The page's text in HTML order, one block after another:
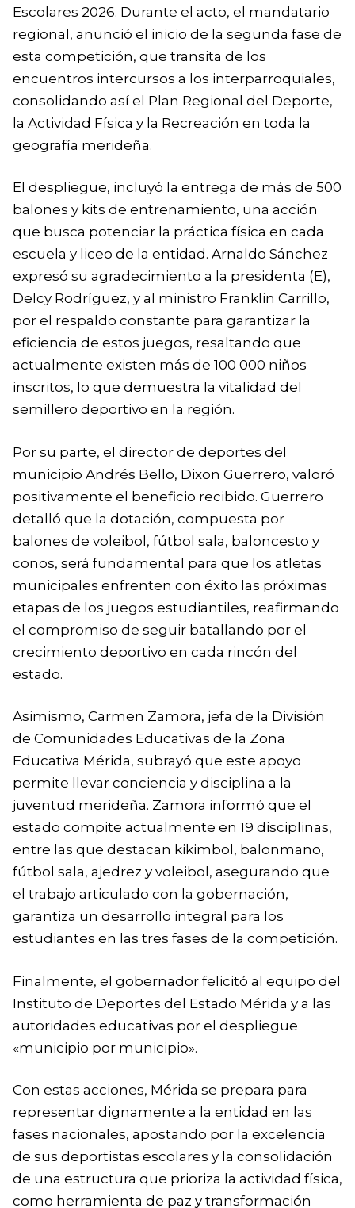
Escolares 2026. Durante el acto, el mandatario
regional, anunció el inicio de la segunda fase de
esta competición, que transita de los
encuentros intercursos a los interparroquiales,
consolidando así el Plan Regional del Deporte,
la Actividad Física y la Recreación en toda la
geografía merideña.
El despliegue, incluyó la entrega de más de 500
balones y kits de entrenamiento, una acción
que busca potenciar la práctica física en cada
escuela y liceo de la entidad. Arnaldo Sánchez
expresó su agradecimiento a la presidenta (E),
Delcy Rodríguez, y al ministro Franklin Carrillo,
por el respaldo constante para garantizar la
eficiencia de estos juegos, resaltando que
actualmente existen más de 100 000 niños
inscritos, lo que demuestra la vitalidad del
semillero deportivo en la región.
Por su parte, el director de deportes del
municipio Andrés Bello, Dixon Guerrero, valoró
positivamente el beneficio recibido. Guerrero
detalló que la dotación, compuesta por
balones de voleibol, fútbol sala, baloncesto y
conos, será fundamental para que los atletas
municipales enfrenten con éxito las próximas
etapas de los juegos estudiantiles, reafirmando
el compromiso de seguir batallando por el
crecimiento deportivo en cada rincón del
estado.
Asimismo, Carmen Zamora, jefa de la División
de Comunidades Educativas de la Zona
Educativa Mérida, subrayó que este apoyo
permite llevar conciencia y disciplina a la
juventud merideña. Zamora informó que el
estado compite actualmente en 19 disciplinas,
entre las que destacan kikimbol, balonmano,
fútbol sala, ajedrez y voleibol, asegurando que
el trabajo articulado con la gobernación,
garantiza un desarrollo integral para los
estudiantes en las tres fases de la competición.
Finalmente, el gobernador felicitó al equipo del
Instituto de Deportes del Estado Mérida y a las
autoridades educativas por el despliegue
«municipio por municipio».
Con estas acciones, Mérida se prepara para
representar dignamente a la entidad en las
fases nacionales, apostando por la excelencia
de sus deportistas escolares y la consolidación
de una estructura que prioriza la actividad física,
como herramienta de paz y transformación